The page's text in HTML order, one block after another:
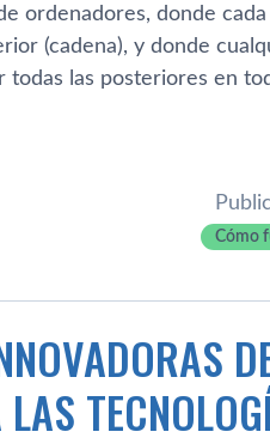
ordenadores, donde
(cadena), y donde
todas las posteriores en
Cómo